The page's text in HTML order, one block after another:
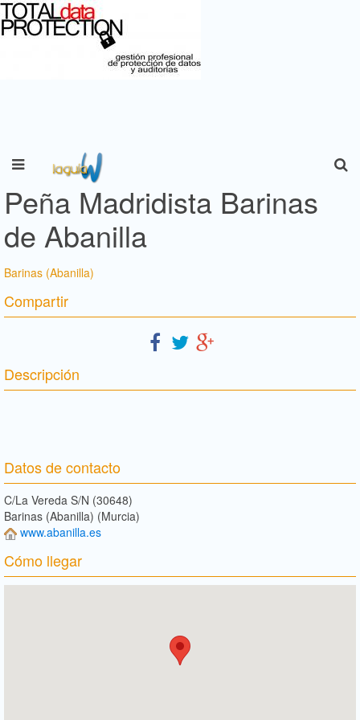
Peña Madridista Barinas
de Abanilla
Barinas (Abanilla)
Compartir
Descripción
Datos de contacto
C/La Vereda S/N (30648)
Barinas (Abanilla) (Murcia)
www.abanilla.es
Cómo llegar